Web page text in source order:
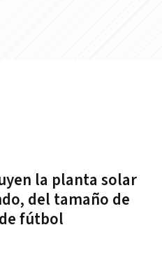
la planta solar
del tamaño de
fútbol